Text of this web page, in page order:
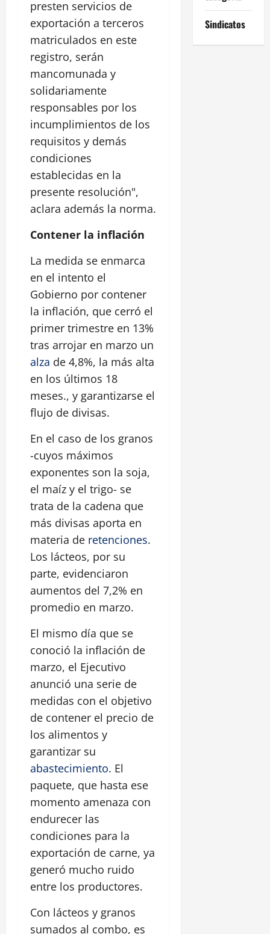
presten servicios de
exportación a terceros
matriculados en este
registro, serán
mancomunada y
solidariamente
responsables por los
incumplimientos de los
requisitos y demás
condiciones
establecidas en la
presente resolución",
aclara además la norma.
Contener la inflación
La medida se enmarca
en el intento el
Gobierno por contener
la inflación, que cerró el
primer trimestre en 13%
tras arrojar en marzo un
alza de 4,8%, la más alta
en los últimos 18
meses., y garantizarse el
flujo de divisas.
En el caso de los granos
-cuyos máximos
exponentes son la soja,
el maíz y el trigo- se
trata de la cadena que
más divisas aporta en
materia de retenciones.
Los lácteos, por su
parte, evidenciaron
aumentos del 7,2% en
promedio en marzo.
El mismo día que se
conoció la inflación de
marzo, el Ejecutivo
anunció una serie de
medidas con el objetivo
de contener el precio de
los alimentos y
garantizar su
abastecimiento. El
paquete, que hasta ese
momento amenaza con
endurecer las
condiciones para la
exportación de carne, ya
generó mucho ruido
entre los productores.
Con lácteos y granos
sumados al combo, es
Sindicatos